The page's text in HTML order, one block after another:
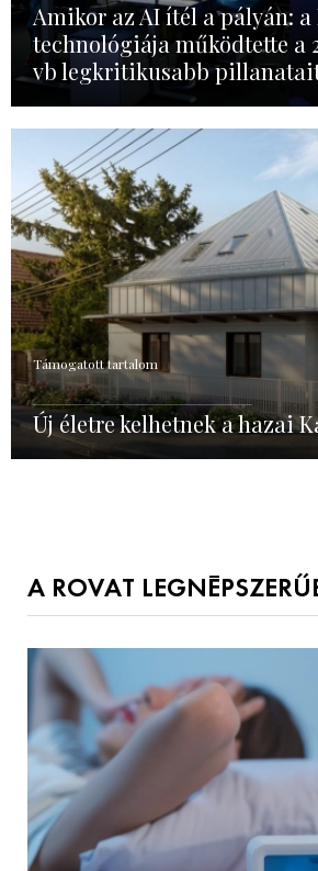
Amikor az AI ítél a pályán: a
technológiája működtette a
vb legkritikusabb
Támogatott tartalom
Új életre kelhetnek a hazai
A ROVAT